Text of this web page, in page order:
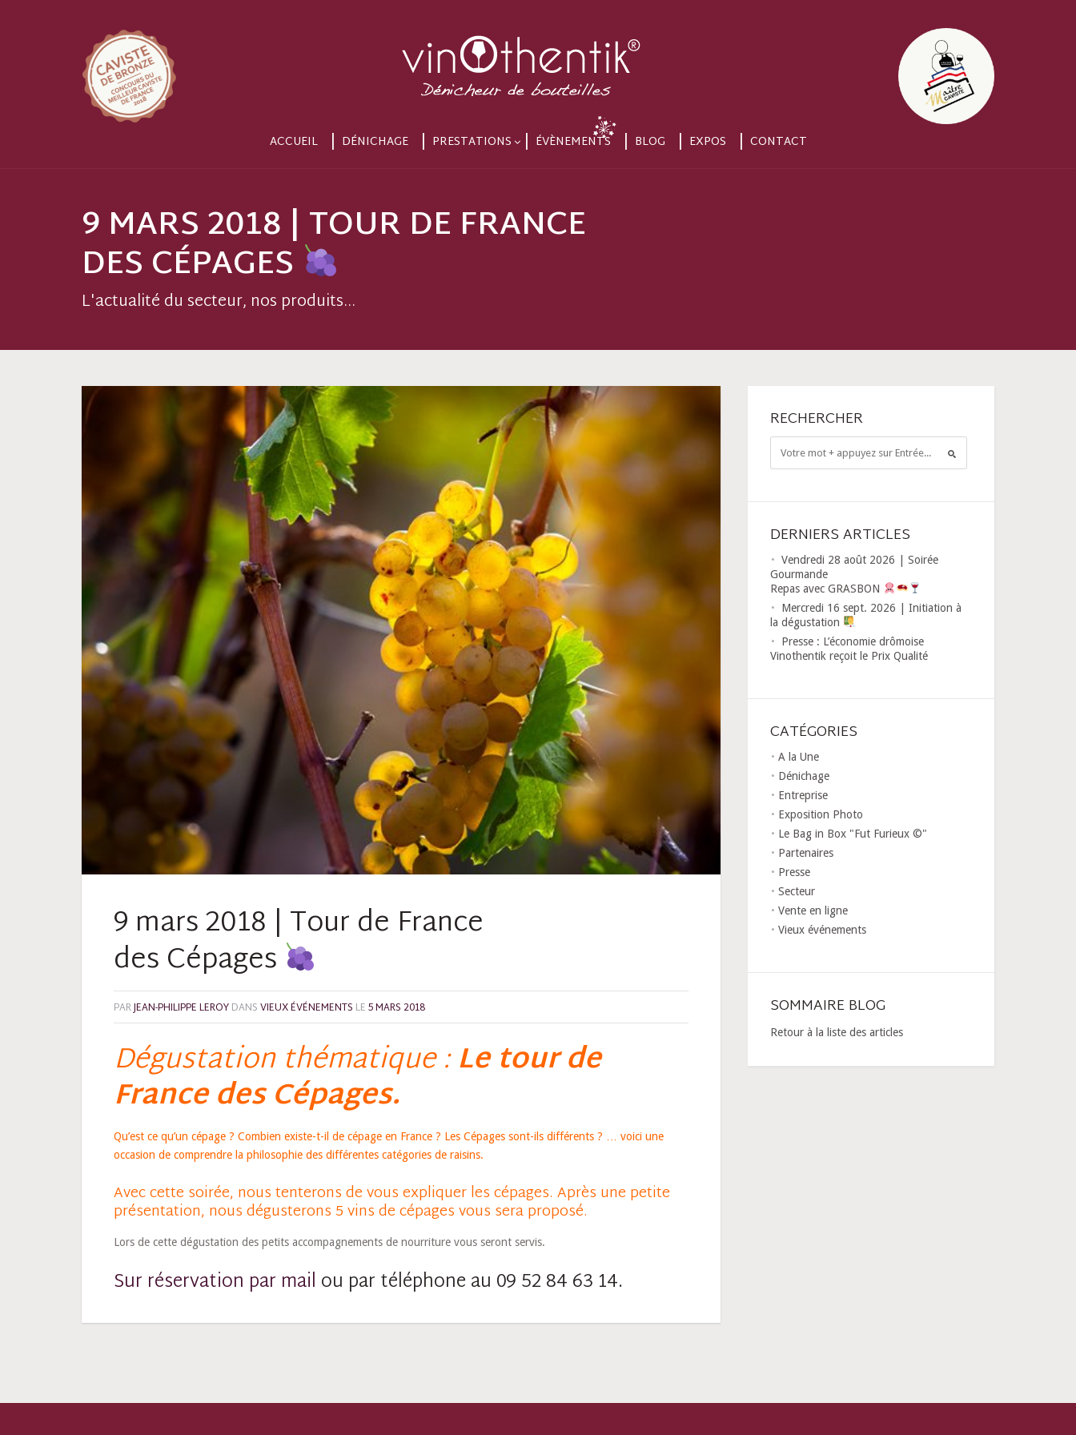
ACCUEIL DÉNICHAGE PRESTATIONS ÉVÈNEMENTS BLOG EXPOS CONTACT
9 MARS 2018 | TOUR DE FRANCE
DES CÉPAGES
L'actualité du secteur, nos produits...
9 mars 2018 | Tour de France
des Cépages
PARJEAN-PHILIPPE LEROYDANSVIEUX ÉVÉNEMENTS LE5 MARS 2018
Dégustation thématique :Le tour de
France des Cépages.
Qu’est ce qu’un cépage ? Combien existe-t-il de cépage en France ? Les Cépages sont-ils différents ? … voici une
occasion de comprendre la philosophie des différentes catégories de raisins.
Avec cette soirée, nous tenterons de vous expliquer les cépages. Après une petite
présentation, nous dégusterons 5 vins de cépages vous sera proposé.
Lors de cette dégustation des petits accompagnements de nourriture vous seront servis.
Sur réservation par mail ou par téléphone au 09 52 84 63 14.
RECHERCHER
DERNIERS ARTICLES
Vendredi 28 août 2026 | Soirée
Gourmande
Repas avec GRASBON
Mercredi 16 sept. 2026 | Initiation à
la dégustation
Presse : L’économie drômoise
Vinothentik reçoit le Prix Qualité
CATÉGORIES
A la Une
Dénichage
Entreprise
Exposition Photo
Le Bag in Box "Fut Furieux ©"
Partenaires
Presse
Secteur
Vente en ligne
Vieux événements
SOMMAIRE BLOG
Retour à la liste des articles